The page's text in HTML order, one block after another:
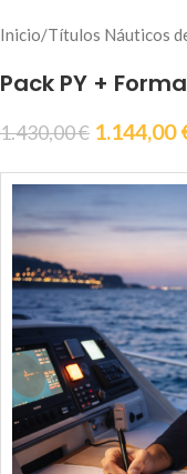
Inicio/Títulos Náuticos
Pack PY +
1.430,00€ 1.144,00